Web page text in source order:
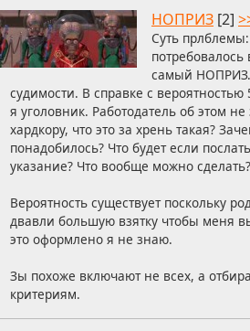
НОПРИЗ [2]
Суть
самый НОПРИЗ.
судимости. В справке с вероятностью
я уголовник. Работодатель об этом
хардкору, что это за хрень такая?
понадобилось? Что будет если
указание? Что вообще можно сделать?
Вероятность существует поскольку
двавли большую взятку чтобы меня
это оформлено я не знаю.
Зы похоже включают не всех, а
критериям.